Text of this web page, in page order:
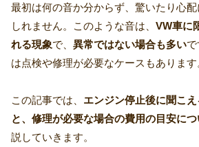
最初は何の音か分からず、驚いたり心
しれません。このような音は、 VW車に
れる現象で、 異常ではない場合も多い
は点検や修理が必要なケースもあります
この記事では、 エンジン停止後に聞こ
と、修理が必要な場合の費用の目安につ
説していきます。